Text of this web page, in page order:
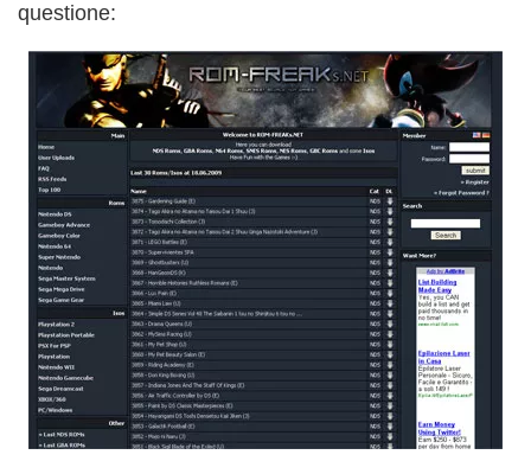
questione: